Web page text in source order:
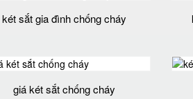
két sắt gia đình chống cháy
giá két sắt chống cháy